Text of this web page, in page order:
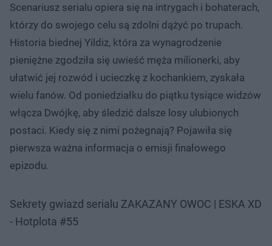
Scenariusz serialu opiera się na intrygach i bohaterach,
którzy do swojego celu są zdolni dążyć po trupach.
Historia biednej Yildiz, która za wynagrodzenie
pieniężne zgodziła się uwieść męża milionerki, aby
ułatwić jej rozwód i ucieczkę z kochankiem, zyskała
wielu fanów. Od poniedziałku do piątku tysiące widzów
włącza Dwójkę, aby śledzić dalsze losy ulubionych
postaci. Kiedy się z nimi pożegnają? Pojawiła się
pierwsza ważna informacja o emisji finałowego
epizodu.
Sekrety gwiazd serialu ZAKAZANY OWOC | ESKA XD
- Hotplota #55